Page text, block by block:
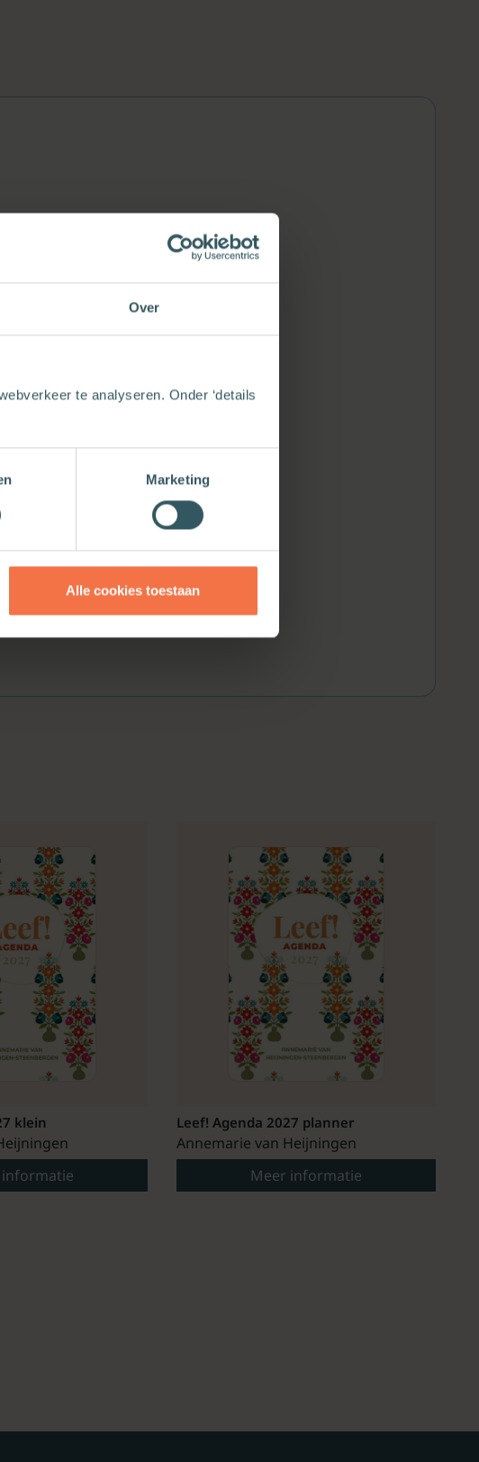
Over
te analyseren. Onder ‘details
Marketing
Alle cookies toestaan
klein
informatie
Leef! Agenda 2027 planner
Annemarie van Heijningen
Meer informatie